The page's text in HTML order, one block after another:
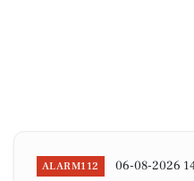
ALARM112 06-08-2026